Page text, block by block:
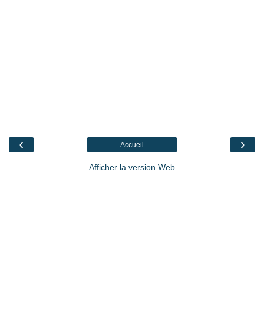
‹ ›
Accueil
Afficher la version Web